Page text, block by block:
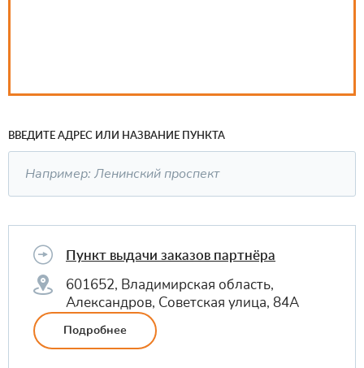
ВВЕДИТЕ АДРЕС ИЛИ НАЗВАНИЕ ПУНКТА
Пункт выдачи заказов партнёра
601652, Владимирская область,
Александров, Советская улица, 84А
Подробнее